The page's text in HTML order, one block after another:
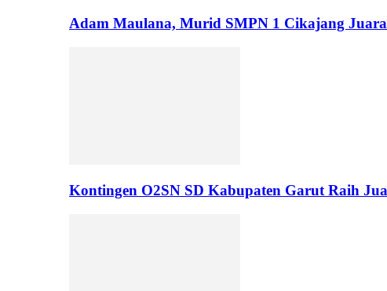
Adam Maulana, Murid SMPN 1 Cikajang
Kontingen O2SN SD Kabupaten Garut Raih